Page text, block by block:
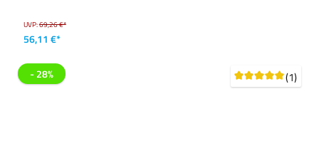
UVP:69,26 €*
56,11 €*
- 28% (1)